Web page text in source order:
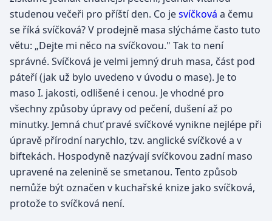
studenou večeři pro příští den. Co jesvíčková a čemu
se říká svíčková? V prodejně masa slýcháme často tuto
větu: „Dejte mi něco na svíčkovou." Tak to není
správné. Svíčková je velmi jemný druh masa, část pod
páteří (jak už bylo uvedeno v úvodu o mase). Je to
maso I. jakosti, odlišené i cenou. Je vhodné pro
všechny způsoby úpravy od pečení, dušení až po
minutky. Jemná chuť pravé svíčkové vynikne nejlépe při
úpravě přírodní narychlo, tzv. anglické svíčkové a v
biftekách. Hospodyně nazývají svíčkovou zadní maso
upravené na zelenině se smetanou. Tento způsob
nemůže být označen v kuchařské knize jako svíčková,
protože to svíčková není.